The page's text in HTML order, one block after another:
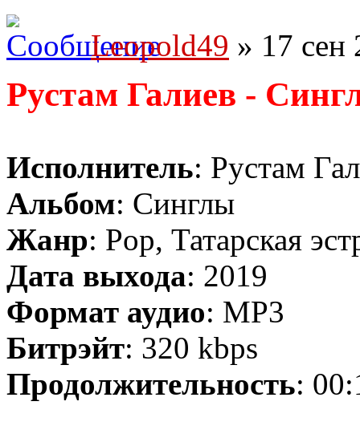
Leopold49 » 17 сен
Рустам Галиев -
Исполнитель: Рустам
Альбом: Синглы
Жанр: Pop, Татарская
Дата выхода: 2019
Формат аудио: MP3
Битрэйт: 320 kbps
Продолжительность: